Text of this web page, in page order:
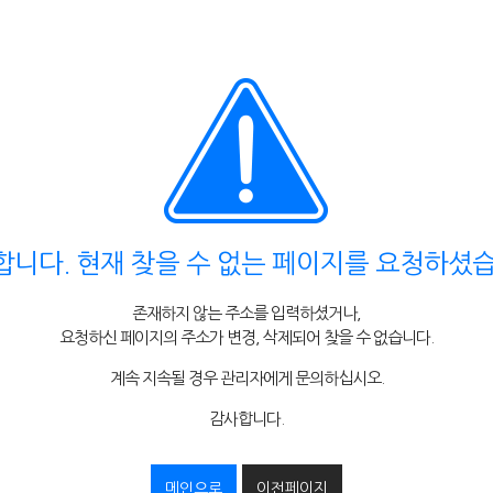
니다. 현재 찾을 수 없는 페이지를 요청하셨
존재하지 않는 주소를 입력하셨거나,
요청하신 페이지의 주소가 변경, 삭제되어 찾을 수 없습니다.
계속 지속될 경우 관리자에게 문의하십시오.
감사합니다.
메인으로 이전페이지